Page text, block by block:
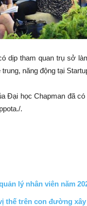
dịp tham quan trụ sở
năng động tại
Đại học Chapman đã
.
lý nhân viên năm
thế trên con đường